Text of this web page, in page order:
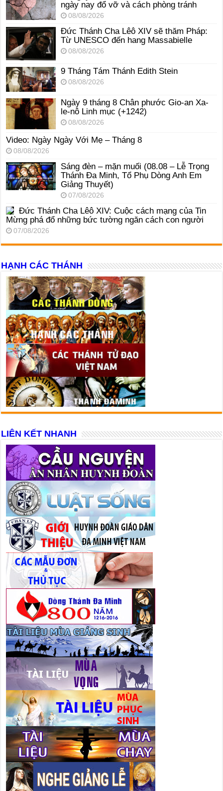
ngày nay đổ vỡ và cách phòng tránh
08/08/2026
Đức Thánh Cha Lêô XIV sẽ thăm Pháp:
Từ UNESCO đến hang Massabielle
08/08/2026
9 Tháng Tám Thánh Edith Stein
08/08/2026
Ngày 9 tháng 8 Chân phước Gio-an Xa-
le-nô Linh mục (+1242)
08/08/2026
Video: Ngày Ngày Với Mẹ – Tháng 8
08/08/2026
Sáng đèn – mặn muối (08.08 – Lễ Trọng
Thánh Đa Minh, Tổ Phụ Dòng Anh Em
Giảng Thuyết)
07/08/2026
Đức Thánh Cha Lêô XIV: Cuộc cách mạng của Tin
Mừng phá đổ những bức tường ngăn cách con người
07/08/2026
HẠNH CÁC THÁNH
LIÊN KẾT NHANH